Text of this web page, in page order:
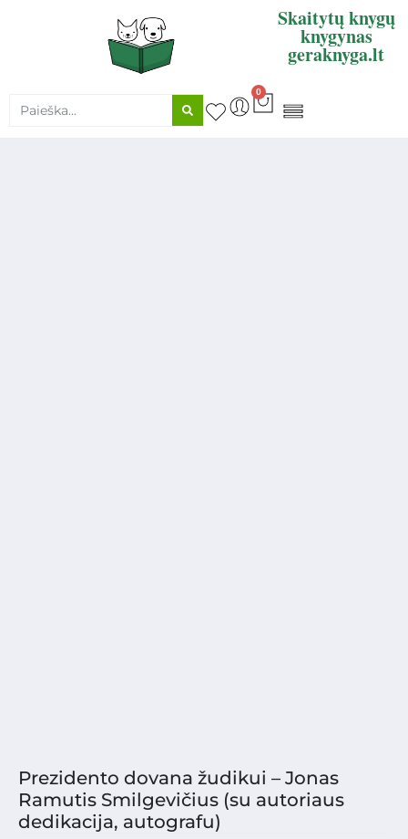
Skaitytų knygų
knygynas
geraknyga.lt
0
Prezidento dovana žudikui – Jonas
Ramutis Smilgevičius (su autoriaus
dedikacija, autografu)